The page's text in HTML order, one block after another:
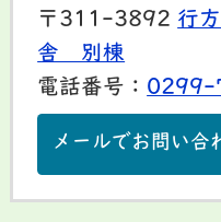
〒311-3892 行
舎 別棟
電話番号： 0299-
メールでお問い合